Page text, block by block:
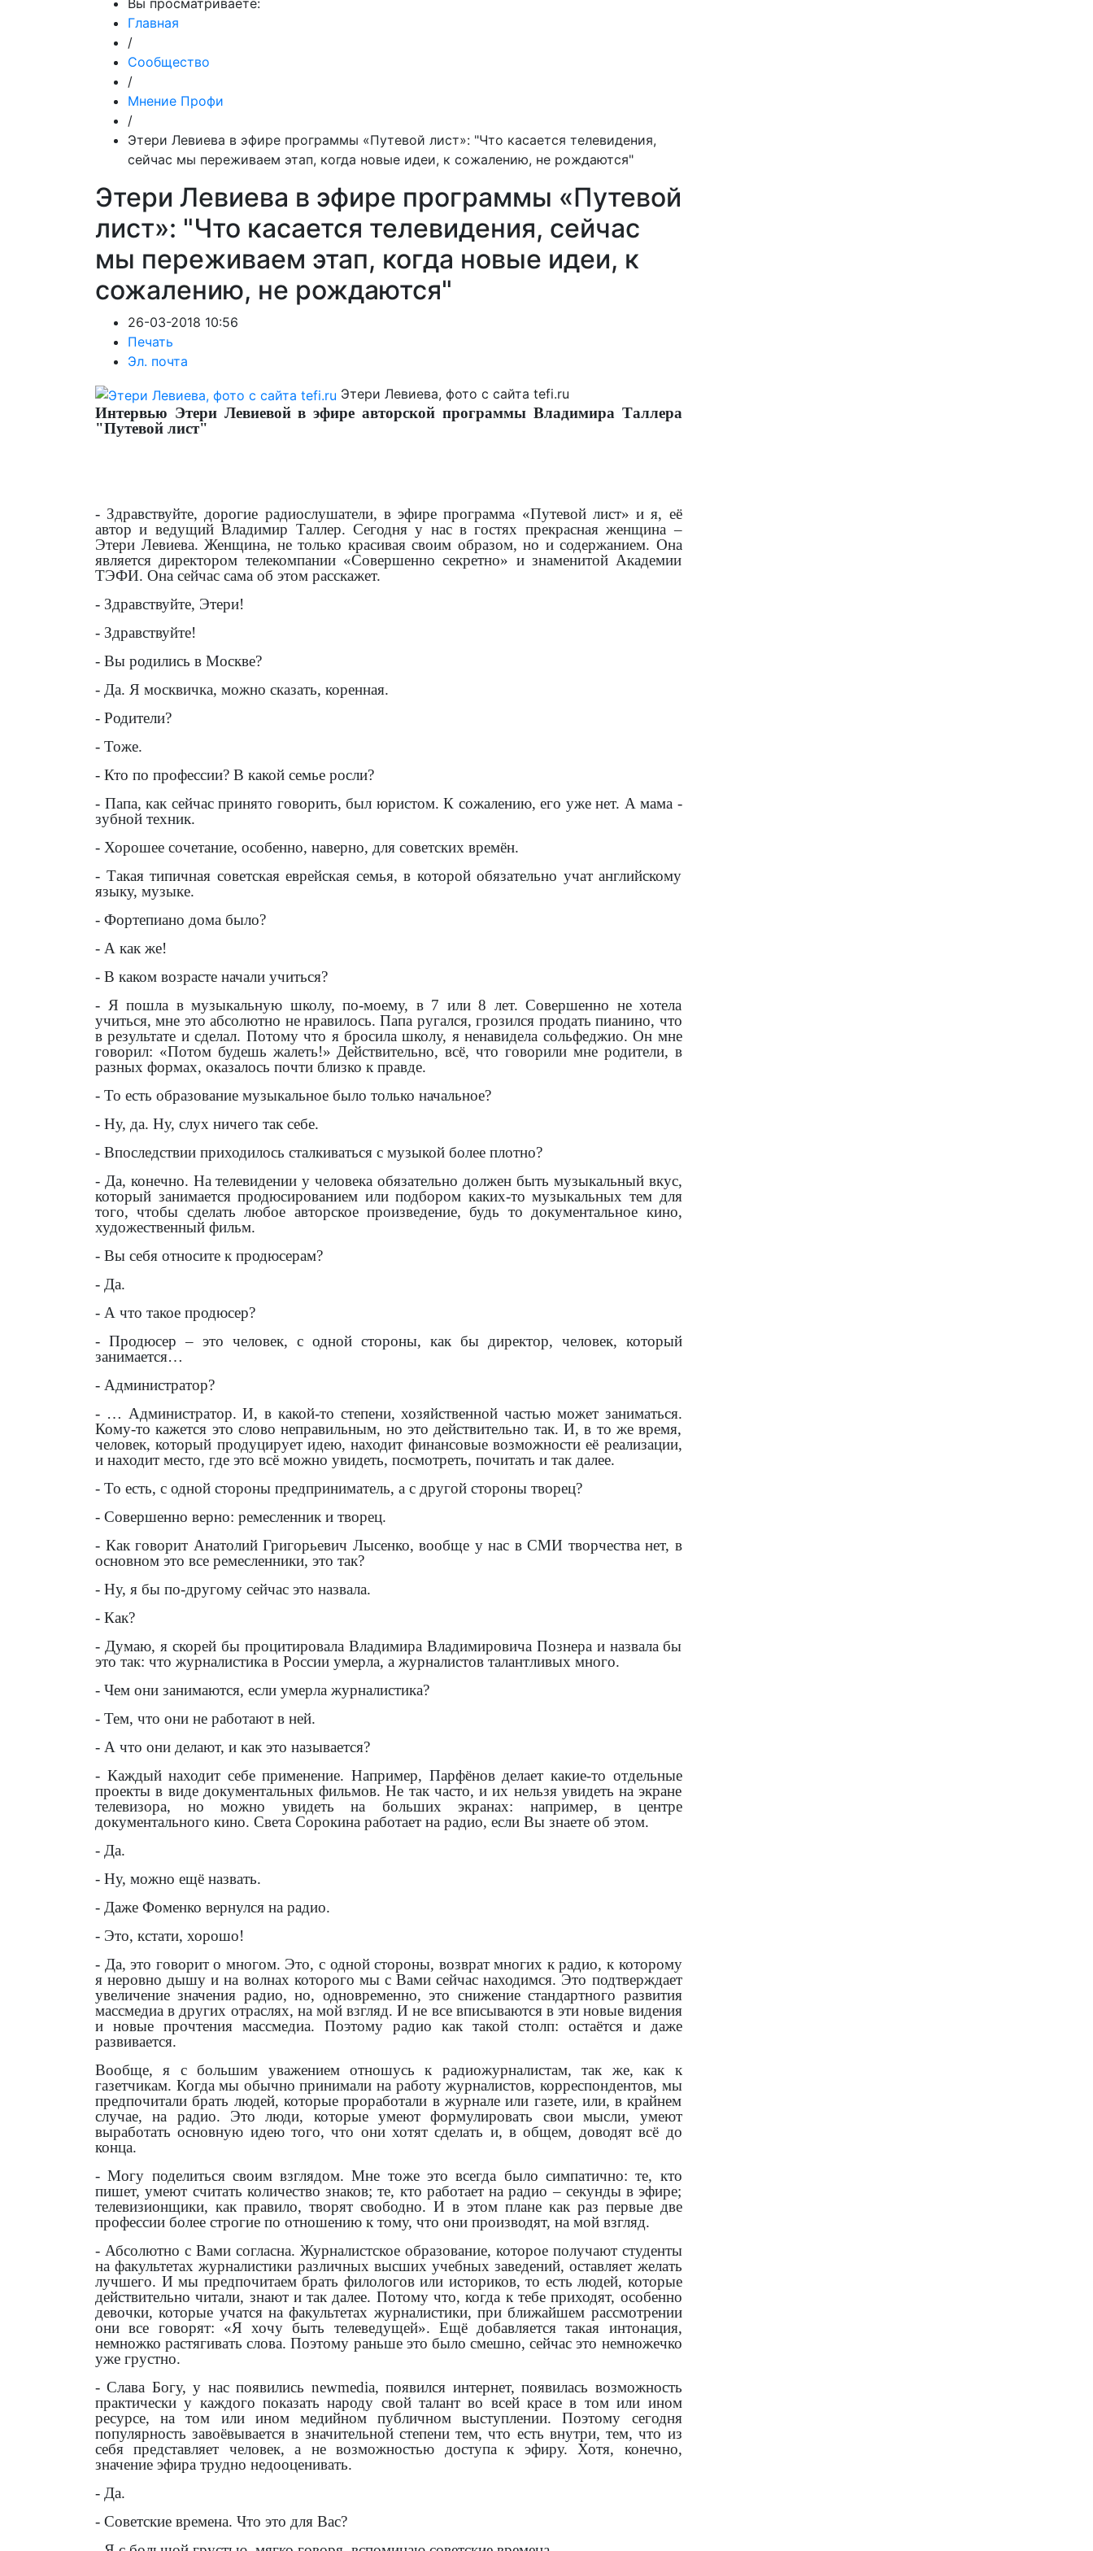
Вы просматриваете:
Главная
/
Сообщество
/
Мнение Профи
/
Этери Левиева в эфире программы «Путевой лист»: "Что касается телевидения,
сейчас мы переживаем этап, когда новые идеи, к сожалению, не рождаются"
Этери Левиева в эфире программы «Путевой
лист»: "Что касается телевидения, сейчас
мы переживаем этап, когда новые идеи, к
сожалению, не рождаются"
26-03-2018 10:56
Печать
Эл. почта
Этери Левиева, фото с сайта tefi.ru
Интервью Этери Левиевой в эфире авторской программы Владимира Таллера
"Путевой лист"
- Здравствуйте, дорогие радиослушатели, в эфире программа «Путевой лист» и я, её
автор и ведущий Владимир Таллер. Сегодня у нас в гостях прекрасная женщина –
Этери Левиева. Женщина, не только красивая своим образом, но и содержанием. Она
является директором телекомпании «Совершенно секретно» и знаменитой Академии
ТЭФИ. Она сейчас сама об этом расскажет.
- Здравствуйте, Этери!
- Здравствуйте!
- Вы родились в Москве?
- Да. Я москвичка, можно сказать, коренная.
- Родители?
- Тоже.
- Кто по профессии? В какой семье росли?
- Папа, как сейчас принято говорить, был юристом. К сожалению, его уже нет. А мама -
зубной техник.
- Хорошее сочетание, особенно, наверно, для советских времён.
- Такая типичная советская еврейская семья, в которой обязательно учат английскому
языку, музыке.
- Фортепиано дома было?
- А как же!
- В каком возрасте начали учиться?
- Я пошла в музыкальную школу, по-моему, в 7 или 8 лет. Совершенно не хотела
учиться, мне это абсолютно не нравилось. Папа ругался, грозился продать пианино, что
в результате и сделал. Потому что я бросила школу, я ненавидела сольфеджио. Он мне
говорил: «Потом будешь жалеть!» Действительно, всё, что говорили мне родители, в
разных формах, оказалось почти близко к правде.
- То есть образование музыкальное было только начальное?
- Ну, да. Ну, слух ничего так себе.
- Впоследствии приходилось сталкиваться с музыкой более плотно?
- Да, конечно. На телевидении у человека обязательно должен быть музыкальный вкус,
который занимается продюсированием или подбором каких-то музыкальных тем для
того, чтобы сделать любое авторское произведение, будь то документальное кино,
художественный фильм.
- Вы себя относите к продюсерам?
- Да.
- А что такое продюсер?
- Продюсер – это человек, с одной стороны, как бы директор, человек, который
занимается…
- Администратор?
- … Администратор. И, в какой-то степени, хозяйственной частью может заниматься.
Кому-то кажется это слово неправильным, но это действительно так. И, в то же время,
человек, который продуцирует идею, находит финансовые возможности её реализации,
и находит место, где это всё можно увидеть, посмотреть, почитать и так далее.
- То есть, с одной стороны предприниматель, а с другой стороны творец?
- Совершенно верно: ремесленник и творец.
- Как говорит Анатолий Григорьевич Лысенко, вообще у нас в СМИ творчества нет, в
основном это все ремесленники, это так?
- Ну, я бы по-другому сейчас это назвала.
- Как?
- Думаю, я скорей бы процитировала Владимира Владимировича Познера и назвала бы
это так: что журналистика в России умерла, а журналистов талантливых много.
- Чем они занимаются, если умерла журналистика?
- Тем, что они не работают в ней.
- А что они делают, и как это называется?
- Каждый находит себе применение. Например, Парфёнов делает какие-то отдельные
проекты в виде документальных фильмов. Не так часто, и их нельзя увидеть на экране
телевизора, но можно увидеть на больших экранах: например, в центре
документального кино. Света Сорокина работает на радио, если Вы знаете об этом.
- Да.
- Ну, можно ещё назвать.
- Даже Фоменко вернулся на радио.
- Это, кстати, хорошо!
- Да, это говорит о многом. Это, с одной стороны, возврат многих к радио, к которому
я неровно дышу и на волнах которого мы с Вами сейчас находимся. Это подтверждает
увеличение значения радио, но, одновременно, это снижение стандартного развития
массмедиа в других отраслях, на мой взгляд. И не все вписываются в эти новые видения
и новые прочтения массмедиа. Поэтому радио как такой столп: остаётся и даже
развивается.
Вообще, я с большим уважением отношусь к радиожурналистам, так же, как к
газетчикам. Когда мы обычно принимали на работу журналистов, корреспондентов, мы
предпочитали брать людей, которые проработали в журнале или газете, или, в крайнем
случае, на радио. Это люди, которые умеют формулировать свои мысли, умеют
выработать основную идею того, что они хотят сделать и, в общем, доводят всё до
конца.
- Могу поделиться своим взглядом. Мне тоже это всегда было симпатично: те, кто
пишет, умеют считать количество знаков; те, кто работает на радио – секунды в эфире;
телевизионщики, как правило, творят свободно. И в этом плане как раз первые две
профессии более строгие по отношению к тому, что они производят, на мой взгляд.
- Абсолютно с Вами согласна. Журналистское образование, которое получают студенты
на факультетах журналистики различных высших учебных заведений, оставляет желать
лучшего. И мы предпочитаем брать филологов или историков, то есть людей, которые
действительно читали, знают и так далее. Потому что, когда к тебе приходят, особенно
девочки, которые учатся на факультетах журналистики, при ближайшем рассмотрении
они все говорят: «Я хочу быть телеведущей». Ещё добавляется такая интонация,
немножко растягивать слова. Поэтому раньше это было смешно, сейчас это немножечко
уже грустно.
- Слава Богу, у нас появились newmedia, появился интернет, появилась возможность
практически у каждого показать народу свой талант во всей красе в том или ином
ресурсе, на том или ином медийном публичном выступлении. Поэтому сегодня
популярность завоёвывается в значительной степени тем, что есть внутри, тем, что из
себя представляет человек, а не возможностью доступа к эфиру. Хотя, конечно,
значение эфира трудно недооценивать.
- Да.
- Советские времена. Что это для Вас?